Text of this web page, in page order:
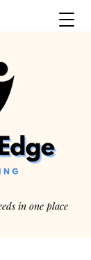
in one place